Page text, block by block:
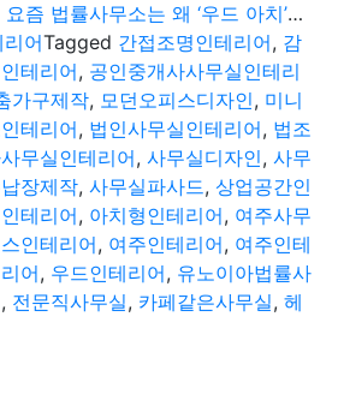
여주사무실인테리어 요즘 법률사무소는 왜 ‘우드 아치’에 주목할까? 로펌 시공 사례 공개
어Tagged 간접조명인테리어, 감
테리어, 공인중개사사무실인테리
가구제작, 모던오피스디자인, 미니
테리어, 법인사무실인테리어, 법조
무실인테리어, 사무실디자인, 사무
장제작, 사무실파사드, 상업공간인
테리어, 아치형인테리어, 여주사무
인테리어, 여주인테리어, 여주인테
어, 우드인테리어, 유노이아법률사
, 전문직사무실, 카페같은사무실, 헤